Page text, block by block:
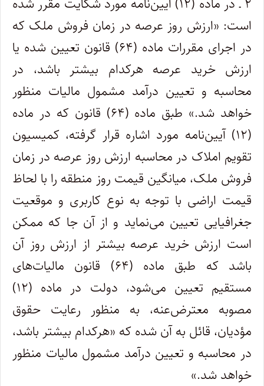
است: «ارزش روز عرصه در زمان فروش ملک که
در اجرای مقررات ماده (۶۴) قانون تعیین شده یا
ارزش خرید عرصه هرکدام بیشتر باشد، در
محاسبه و تعیین درآمد مشمول مالیات منظور
خواهد شد.» طبق ماده (۶۴) قانون که در ماده
(۱۲) آیین‌نامه مورد اشاره قرار گرفته، کمیسیون
تقویم املاک در محاسبه ارزش روز عرصه در زمان
فروش ملک، میانگین قیمت روز منطقه را با لحاظ
قیمت اراضی با توجه به نوع کاربری و موقعیت
جغرافیایی تعیین می‌نماید و از آن جا که ممکن
است ارزش خرید عرصه بیشتر از ارزش روز آن
باشد که طبق ماده (۶۴) قانون مالیات‌های
مستقیم تعیین می‌شود، دولت در ماده (۱۲)
مصوبه معترض‌عنه، به منظور رعایت حقوق
مؤدیان، قائل به آن شده که «هرکدام بیشتر باشد،
در محاسبه و تعیین درآمد مشمول مالیات منظور
خواهد شد.»